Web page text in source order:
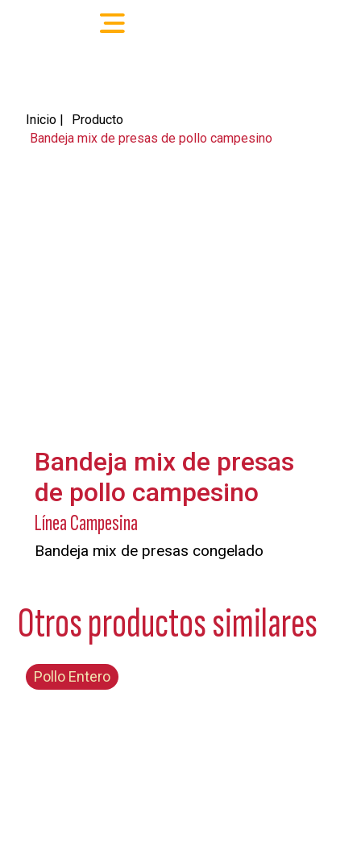
Inicio |
Producto
Bandeja mix de presas de pollo campesino
Bandeja mix de presas
de pollo campesino
Línea Campesina
Bandeja mix de presas congelado
Otros productos similares
Pollo Entero